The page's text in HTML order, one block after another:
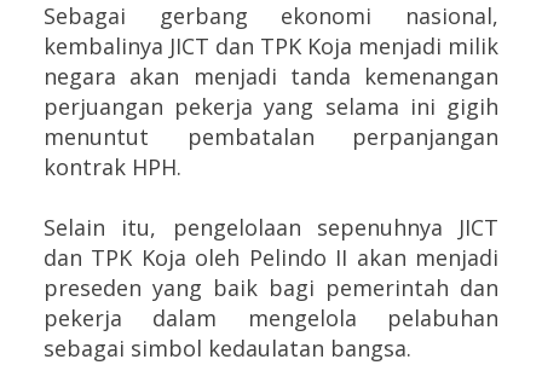
Sebagai gerbang ekonomi nasional,
kembalinya JICT dan TPK Koja menjadi milik
negara akan menjadi tanda kemenangan
perjuangan pekerja yang selama ini gigih
menuntut pembatalan perpanjangan
kontrak HPH.
Selain itu, pengelolaan sepenuhnya JICT
dan TPK Koja oleh Pelindo II akan menjadi
preseden yang baik bagi pemerintah dan
pekerja dalam mengelola pelabuhan
sebagai simbol kedaulatan bangsa.